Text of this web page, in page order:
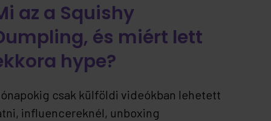
az a Squishy
és miért lett
hype?
csak külföldi videókban lehetett
influencereknél, unboxing